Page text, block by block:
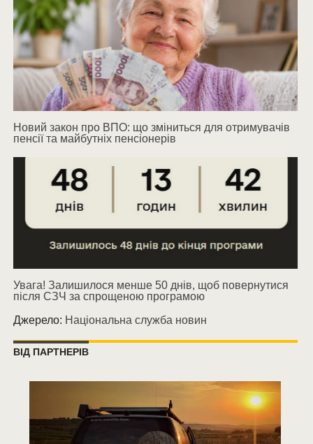
Новий закон про ВПО: що зміниться для отримувачів
пенсії та майбутніх пенсіонерів
Увага! Залишилося менше 50 днів, щоб повернутися
після СЗЧ за спрощеною програмою
Джерело: Національна служба новин
ВІД ПАРТНЕРІВ